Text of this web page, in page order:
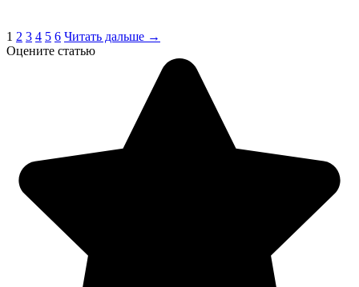
1 2 3 4 5 6 Читать дальше →
Оцените статью